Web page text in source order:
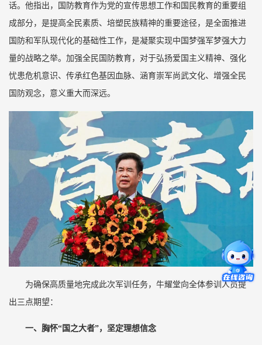
话。他指出，国防教育作为党的宣传思想工作和国民教育的重要组
成部分，是提高全民素质、培塑民族精神的重要途径，是全面推进
国防和军队现代化的基础性工作，是凝聚实现中国梦强军梦强大力
量的战略之举。加强全民国防教育，对于弘扬爱国主义精神、强化
忧患危机意识、传承红色基因血脉、涵育崇军尚武文化、增强全民
国防观念，意义重大而深远。
为确保高质量地完成此次军训任务，牛耀堂向全体参训人员提
出三点期望：
一、胸怀“国之大者”，坚定理想信念